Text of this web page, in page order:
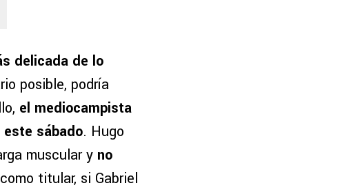
delicada de lo
posible, podría
el mediocampista
sábado. Hugo
muscular y no
titular, si Gabriel